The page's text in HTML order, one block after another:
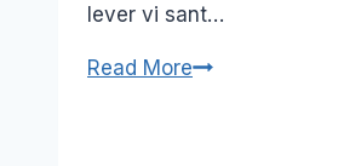
lever vi sant…
Read More3